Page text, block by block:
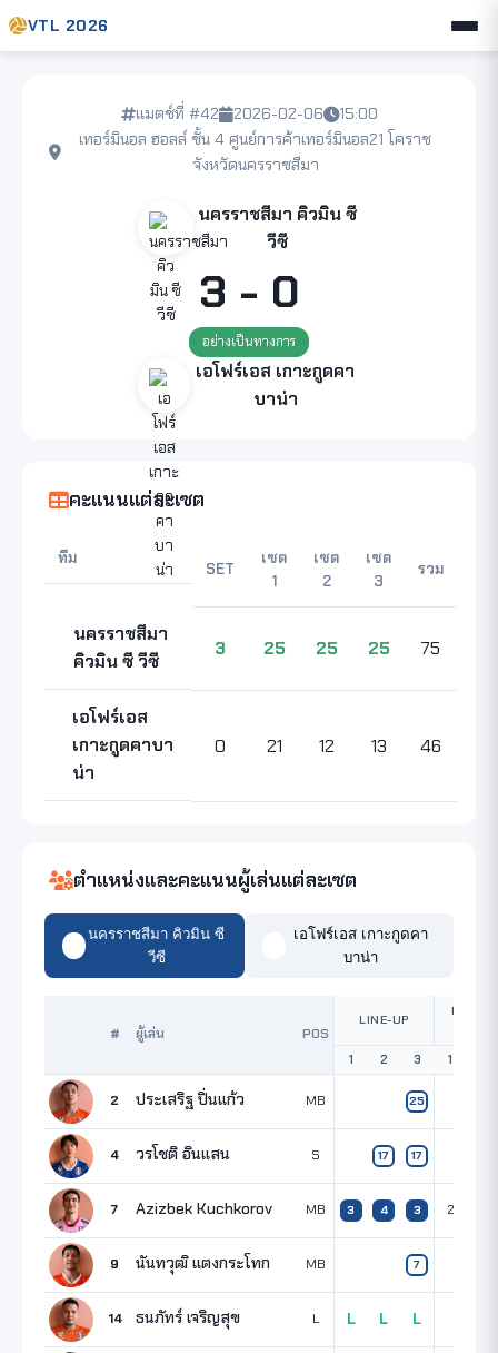
VTL 2026
แมตช์ที่ #42 2026-02-06
15:00
เทอร์มินอล ฮอลล์ ชั้น 4 ศูนย์การค้าเทอร์มินอล21 โคราช
จังหวัดนครราชสีมา
นครราชสีมา คิวมิน ซี
วีซี
3 - 0
อย่างเป็นทางการ
เอโฟร์เอส เกาะกูดคา
บาน่า
คะแนนแต่ละเซต
ทีม
SET
เซต
1
เซต
2
เซต
3
รวม
นครราชสีมา
คิวมิน ซี วีซี
3 25 25 25 75
เอโฟร์เอส
เกาะกูดคาบา
น่า
0 21 12 13 46
ตำแหน่งและคะแนนผู้เล่นแต่ละเซต
นครราชสีมา คิวมิน ซี
วีซี
เอโฟร์เอส เกาะกูดคา
บาน่า
# ผู้เล่น POS
LINE-UP
1 2 3 1
2 ประเสริฐ ปิ่นแก้ว MB 25
4 วรโชติ อินแสน S 17 17
7 Azizbek Kuchkorov MB 3 4 3 2
9 นันทวุฒิ แตงกระโทก MB 7
14 ธนภัทร์ เจริญสุข L L L L